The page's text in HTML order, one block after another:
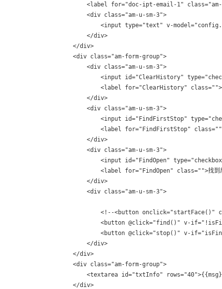
<label for="doc-ipt-email-1"
                    <div class="am-u-sm-3">
<input type="text" v-
                    </div>
                </div>
                <div class="am-form-group">
                    <div class="am-u-sm-3">
<input id="ClearHistory"
<label for="ClearHistory" class="">
                    </div>
                    <div class="am-u-sm-3">
<input id="FindFirstStop"
<label for="FindFirstStop"
                    </div>
                    <div class="am-u-sm-3">
<input id="FindOpen"
<label for="FindOpen" class="">找到
                    </div>
                    <div class="am-u-sm-3">
<!--<button onclick="startFace()"
<button @click="find()" v-
<button @click="stop()" v-
                    </div>
                </div>
                <div class="am-form-group">
<textarea id="txtInfo"
                </div>